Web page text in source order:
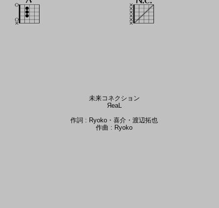
未来コネクション
ЯeaL
作詞 : Ryoko・喜介・渡辺拓也
作曲 : Ryoko